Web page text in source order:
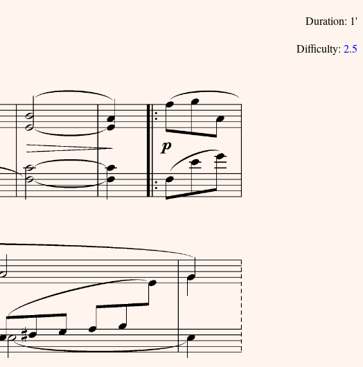
Duration: 1'
Difficulty: 2.5